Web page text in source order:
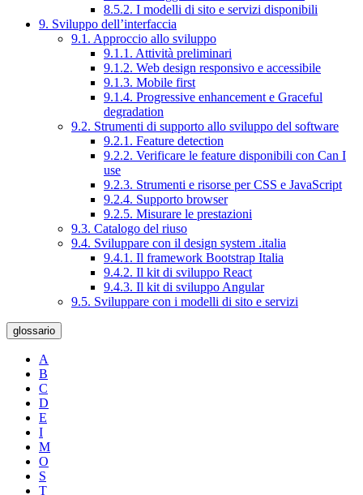
8.5.2. I modelli di sito e servizi disponibili
9. Sviluppo dell’interfaccia
9.1. Approccio allo sviluppo
9.1.1. Attività preliminari
9.1.2. Web design responsivo e accessibile
9.1.3. Mobile first
9.1.4. Progressive enhancement e Graceful
degradation
9.2. Strumenti di supporto allo sviluppo del software
9.2.1. Feature detection
9.2.2. Verificare le feature disponibili con Can I
use
9.2.3. Strumenti e risorse per CSS e JavaScript
9.2.4. Supporto browser
9.2.5. Misurare le prestazioni
9.3. Catalogo del riuso
9.4. Sviluppare con il design system .italia
9.4.1. Il framework Bootstrap Italia
9.4.2. Il kit di sviluppo React
9.4.3. Il kit di sviluppo Angular
9.5. Sviluppare con i modelli di sito e servizi
glossario
A
B
C
D
E
I
M
O
S
T